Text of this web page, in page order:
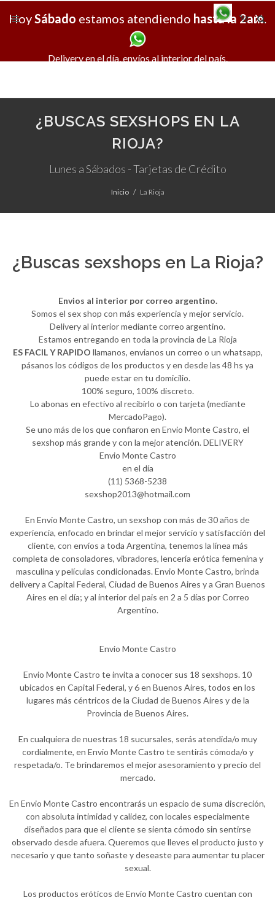
X
HoySábado estamos atendiendo hasta la 2am.
Delivery en el día, envíos al interior del país.
¿BUSCAS SEXSHOPS EN LA
RIOJA?
Lunes a Sábados - Tarjetas de Crédito
Inicio La Rioja
¿Buscas sexshops en La Rioja?
Envios al interior por correo argentino.
Somos el sex shop con más experiencia y mejor servicio.
Delivery al interior mediante correo argentino.
Estamos entregando en toda la provincia de La Rioja
ES FACIL Y RAPIDO llamanos, envianos un correo o un whatsapp,
pásanos los códigos de los productos y en desde las 48 hs ya
puede estar en tu domicilio.
100% seguro, 100% discreto.
Lo abonas en efectivo al recibirlo o con tarjeta (mediante
MercadoPago).
Se uno más de los que confiaron en Envio Monte Castro, el
sexshop más grande y con la mejor atención. DELIVERY
Envio Monte Castro
en el día
(11) 5368-5238
sexshop2013@hotmail.com
En Envio Monte Castro, un sexshop con más de 30 años de
experiencia, enfocado en brindar el mejor servicio y satisfacción del
cliente, con envíos a toda Argentina, tenemos la línea más
completa de consoladores, vibradores, lencería erótica femenina y
masculina y películas condicionadas. Envio Monte Castro, brinda
delivery a Capital Federal, Ciudad de Buenos Aires y a Gran Buenos
Aires en el día; y al interior del pais en 2 a 5 días por Correo
Argentino.
Envio Monte Castro
Envio Monte Castro te invita a conocer sus 18 sexshops. 10
ubicados en Capital Federal, y 6 en Buenos Aires, todos en los
lugares más céntricos de la Ciudad de Buenos Aires y de la
Provincia de Buenos Aires.
En cualquiera de nuestras 18 sucursales, serás atendida/o muy
cordialmente, en Envio Monte Castro te sentirás cómoda/o y
respetada/o. Te brindaremos el mejor asesoramiento y precio del
mercado.
En Envio Monte Castro encontrarás un espacio de suma discreción,
con absoluta intimidad y calidez, con locales especialmente
diseñados para que el cliente se sienta cómodo sin sentirse
observado desde afuera. Queremos que lleves el producto justo y
necesario y que tanto soñaste y deseaste para aumentar tu placer
sexual.
Los productos eróticos de Envio Monte Castro cuentan con